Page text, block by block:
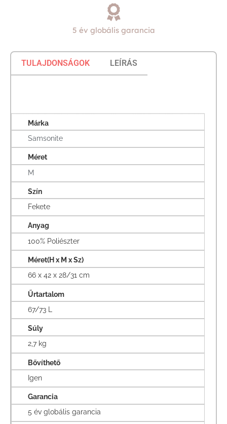
5 év globális garancia
TULAJDONSÁGOK LEÍRÁS
Márka
Samsonite
Méret
M
Szín
Fekete
Anyag
100% Poliészter
Méret(H x M x Sz)
66 x 42 x 28/31 cm
Űrtartalom
67/73 L
Súly
2,7 kg
Bővíthető
Igen
Garancia
5 év globális garancia